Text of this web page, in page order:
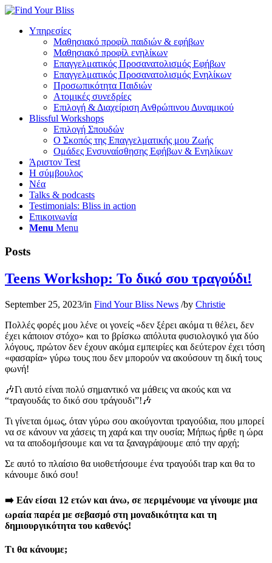
Υπηρεσίες
Μαθησιακό προφίλ παιδιών & εφήβων
Μαθησιακό προφίλ ενηλίκων
Επαγγελματικός Προσανατολισμός Εφήβων
Επαγγελματικός Προσανατολισμός Ενηλίκων
Προσωπικότητα Παιδιών
Ατομικές συνεδρίες
Επιλογή & Διαχείριση Ανθρώπινου Δυναμικού
Blissful Workshops
Επιλογή Σπουδών
Ο Σκοπός της Επαγγελματικής μου Ζωής
Ομάδες Ενσυναίσθησης Εφήβων & Ενηλίκων
Άριστον Test
Η σύμβουλος
Νέα
Talks & podcasts
Testimonials: Bliss in action
Επικοινωνία
Menu Menu
Posts
Teens Workshop: Το δικό σου τραγούδι!
September 25, 2023/in Find Your Bliss News /by Christie
Πολλές φορές μου λένε οι γονείς «δεν ξέρει ακόμα τι θέλει, δεν
έχει κάποιον στόχο» και το βρίσκω απόλυτα φυσιολογικό για δύο
λόγους, πρώτον δεν έχουν ακόμα εμπειρίες και δεύτερον έχει τόση
«φασαρία» γύρω τους που δεν μπορούν να ακούσουν τη δική τους
φωνή!
🎶Γι αυτό είναι πολύ σημαντικό να μάθεις να ακούς και να
“τραγουδάς το δικό σου τράγουδι”!🎶
Τι γίνεται όμως, όταν γύρω σου ακούγονται τραγούδια, που μπορεί
να σε κάνουν να χάσεις τη χαρά και την ουσία; Μήπως ήρθε η ώρα
να τα αποδομήσουμε και να τα ξαναγράψουμε από την αρχή;
Σε αυτό το πλαίσιο θα υιοθετήσουμε ένα τραγούδι trap και θα το
κάνουμε δικό σου!
➡️ Εάν είσαι 12 ετών και άνω, σε περιμένουμε να γίνουμε μια
ωραία παρέα με σεβασμό στη μοναδικότητα και τη
δημιουργικότητα του καθενός!
Τι θα κάνουμε;